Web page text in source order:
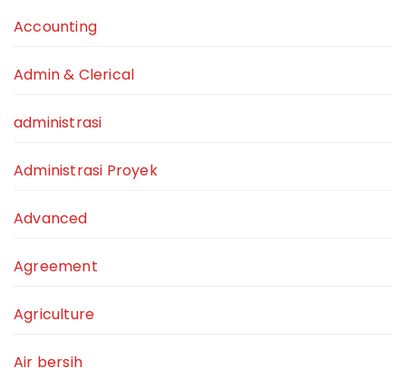
Accounting
Admin & Clerical
administrasi
Administrasi Proyek
Advanced
Agreement
Agriculture
Air bersih